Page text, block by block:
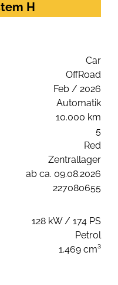
H
Car
OffRoad
Feb / 2026
Automatik
10.000 km
5
Red
Zentrallager
ab ca. 09.08.2026
227080655
128 kW / 174 PS
Petrol
1.469 cm³